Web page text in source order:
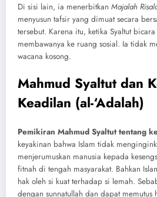
Di sisi lain, ia menerbitkan Majalah
menyusun tafsir yang dimuat secara
tersebut. Karena itu, ketika Syaltut
membawanya ke ruang sosial. Ia tidak
wacana kosong.
Mahmud Syaltut dan
Keadilan (al-‘Adalah)
Pemikiran Mahmud Syaltut tentang
keyakinan bahwa Islam tidak
menjerumuskan manusia kepada
fitnah di tengah masyarakat. Bahkan
hak oleh si kuat terhadap si lemah.
dengan sunnatullah dan dapat memutus